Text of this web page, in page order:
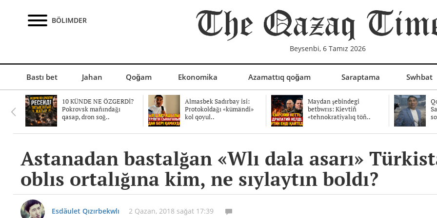
BÖLIMDER
Beysenbi, 6 Tamız 2026
Bastı bet Jahan Qoğam Ekonomika Azamattıq qoğam Saraptama Swhbat
10 KÜNDE NE ÖZGERDİ?
Pokrovsk mañındağı
qasap, dron soğ..
Almasbek Sadırbay isi:
Protokoldağı «kümändi»
kol qoyul..
Maydan şebindegi
betbwrıs: Kievtiñ
«tehnokratiyalıq töñ..
Astanadan bastalğan «Wlı dala asarı»
oblıs ortalığına kim, ne sıylaytın boldı?
Esdäulet Qızırbekwlı 2 Qazan, 2018 sağat 17:39